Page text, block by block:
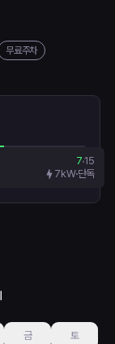
무료주차
715
7kW단독
금 토